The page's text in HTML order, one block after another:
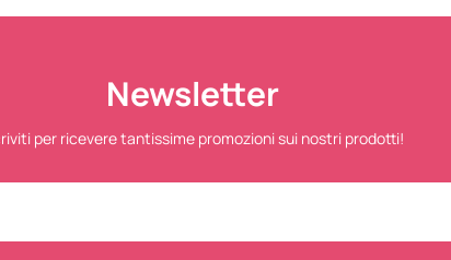
Newsletter
per ricevere tantissime promozioni sui nostri prodotti!